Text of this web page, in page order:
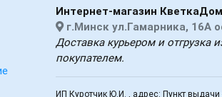
Интернет-магазин КветкаДом
г.Минск ул.Гамарника, 16А
Доставка курьером и отгрузка
покупателем.
ИП Куротчик Ю.И. , адрес: Пункт